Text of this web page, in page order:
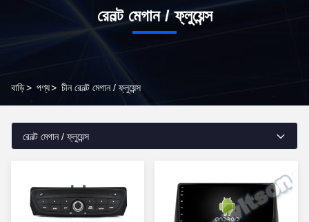
রেনল্ট মেগান / ফ্লুয়েন্স
বাড়ি> পণ্য> চীন রেনল্ট মেগান / ফ্লুয়েন্স
রেনল্ট মেগান / ফ্লুয়েন্স